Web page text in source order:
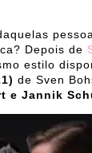
Depois de
estilo
de Sven
e Jannik